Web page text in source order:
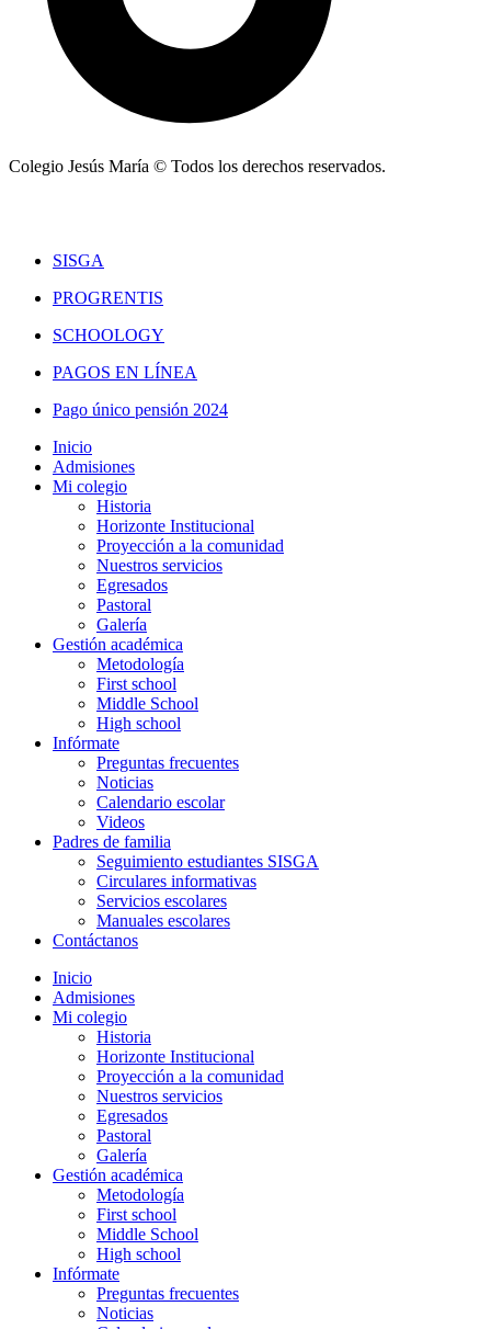
Colegio Jesús María © Todos los derechos reservados.
SISGA
PROGRENTIS
SCHOOLOGY
PAGOS EN LÍNEA
Pago único pensión 2024
Inicio
Admisiones
Mi colegio
Historia
Horizonte Institucional
Proyección a la comunidad
Nuestros servicios
Egresados
Pastoral
Galería
Gestión académica
Metodología
First school
Middle School
High school
Infórmate
Preguntas frecuentes
Noticias
Calendario escolar
Videos
Padres de familia
Seguimiento estudiantes SISGA
Circulares informativas
Servicios escolares
Manuales escolares
Contáctanos
Inicio
Admisiones
Mi colegio
Historia
Horizonte Institucional
Proyección a la comunidad
Nuestros servicios
Egresados
Pastoral
Galería
Gestión académica
Metodología
First school
Middle School
High school
Infórmate
Preguntas frecuentes
Noticias